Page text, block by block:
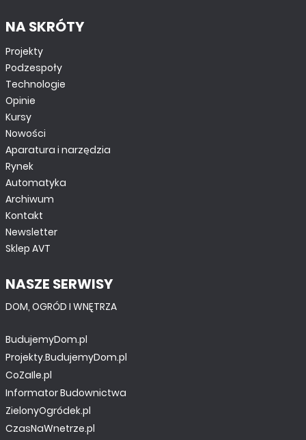
NA SKRÓTY
Projekty
Podzespoły
Technologie
Opinie
Kursy
Nowości
Aparatura i narzędzia
Rynek
Automatyka
Archiwum
Kontakt
Newsletter
Sklep AVT
NASZE SERWISY
DOM, OGRÓD I WNĘTRZA
BudujemyDom.pl
Projekty.BudujemyDom.pl
CoZaIle.pl
Informator Budownictwa
ZielonyOgródek.pl
CzasNaWnetrze.pl